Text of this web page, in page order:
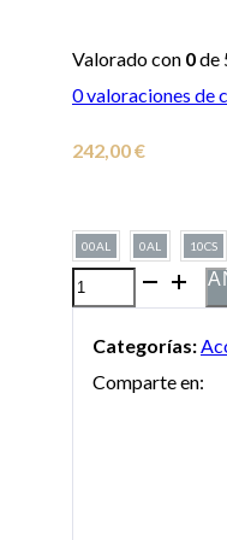
Valorado con 0de
0valoraciones de
242,00€
00AL 0AL 10CS
Boquilla
Wick
Heritage
Categorías:
Comparte en: